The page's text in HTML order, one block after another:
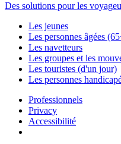
Des solutions pour les
Les jeunes
Les personnes âgées
Les navetteurs
Les groupes et les
Les touristes (d'un jour)
Les personnes
Professionnels
Privacy
Accessibilité